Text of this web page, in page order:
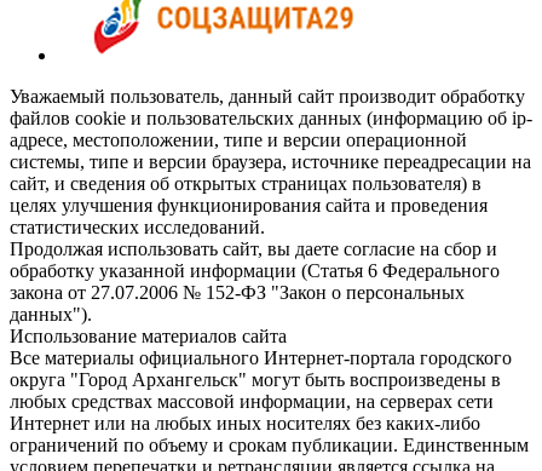
Уважаемый пользователь, данный сайт производит обработку
файлов cookie и пользовательских данных (информацию об ip-
адресе, местоположении, типе и версии операционной
системы, типе и версии браузера, источнике переадресации на
сайт, и сведения об открытых страницах пользователя) в
целях улучшения функционирования сайта и проведения
статистических исследований.
Продолжая использовать сайт, вы даете согласие на сбор и
обработку указанной информации (Статья 6 Федерального
закона от 27.07.2006 № 152-ФЗ "Закон о персональных
данных").
Использование материалов сайта
Все материалы официального Интернет-портала городского
округа "Город Архангельск" могут быть воспроизведены в
любых средствах массовой информации, на серверах сети
Интернет или на любых иных носителях без каких-либо
ограничений по объему и срокам публикации. Единственным
условием перепечатки и ретрансляции является ссылка на